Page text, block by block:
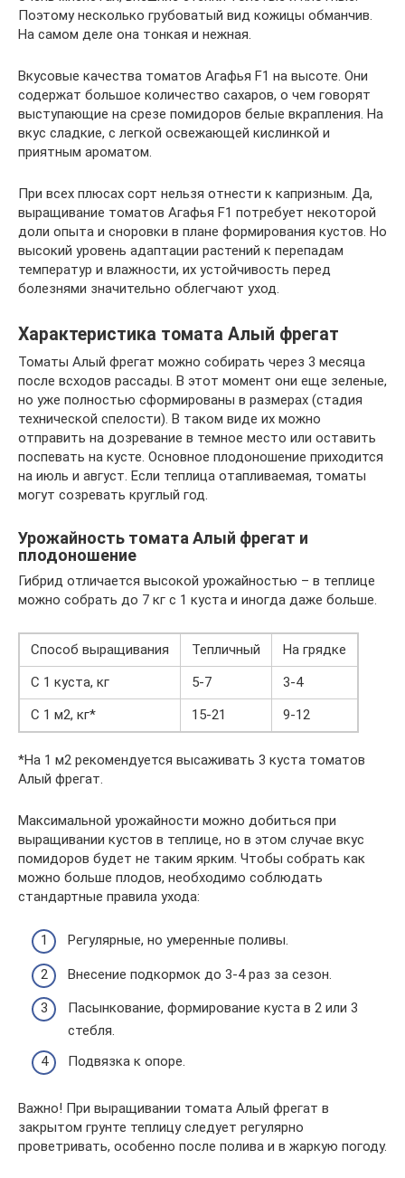
Поэтому несколько грубоватый вид кожицы обманчив.
На самом деле она тонкая и нежная.
Вкусовые качества томатов Агафья F1 на высоте. Они
содержат большое количество сахаров, о чем говорят
выступающие на срезе помидоров белые вкрапления. На
вкус сладкие, с легкой освежающей кислинкой и
приятным ароматом.
При всех плюсах сорт нельзя отнести к капризным. Да,
выращивание томатов Агафья F1 потребует некоторой
доли опыта и сноровки в плане формирования кустов. Но
высокий уровень адаптации растений к перепадам
температур и влажности, их устойчивость перед
болезнями значительно облегчают уход.
Характеристика томата Алый фрегат
Томаты Алый фрегат можно собирать через 3 месяца
после всходов рассады. В этот момент они еще зеленые,
но уже полностью сформированы в размерах (стадия
технической спелости). В таком виде их можно
отправить на дозревание в темное место или оставить
поспевать на кусте. Основное плодоношение приходится
на июль и август. Если теплица отапливаемая, томаты
могут созревать круглый год.
Урожайность томата Алый фрегат и
плодоношение
Гибрид отличается высокой урожайностью – в теплице
можно собрать до 7 кг с 1 куста и иногда даже больше.
Способ выращивания Тепличный
На грядке
С 1 куста, кг
5-7
3-4
С 1 м2, кг*
15-21 9-12
*На 1 м2 рекомендуется высаживать 3 куста томатов
Алый фрегат.
Максимальной урожайности можно добиться при
выращивании кустов в теплице, но в этом случае вкус
помидоров будет не таким ярким. Чтобы собрать как
можно больше плодов, необходимо соблюдать
стандартные правила ухода:
Регулярные, но умеренные поливы.
Внесение подкормок до 3-4 раз за сезон.
Пасынкование, формирование куста в 2 или 3
стебля.
Подвязка к опоре.
Важно! При выращивании томата Алый фрегат в
закрытом грунте теплицу следует регулярно
проветривать, особенно после полива и в жаркую погоду.